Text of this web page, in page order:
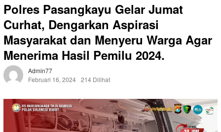
Polres Pasangkayu Gelar Jumat
Curhat, Dengarkan Aspirasi
Masyarakat dan Menyeru Warga Agar
Menerima Hasil Pemilu 2024.
Admin77
Februari 16, 2024 214 Dilihat